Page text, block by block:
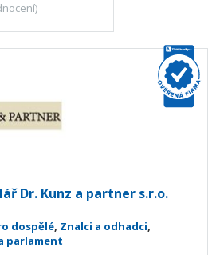
Dr. Kunz a partner s.r.o.
dospělé, Znalci a odhadci,
parlament